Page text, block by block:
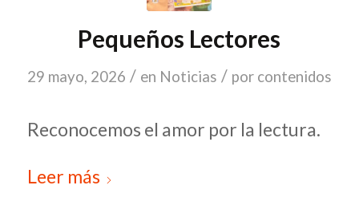
Pequeños Lectores
29 mayo, 2026 / en Noticias / por contenidos
Reconocemos el amor por la lectura.
Leer más